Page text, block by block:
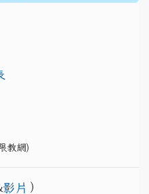
教網)
影片 ）